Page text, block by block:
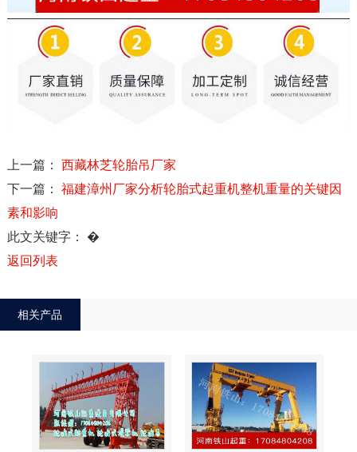
上一篇： 西藏林芝轮胎吊厂家
下一篇： 福建漳州厂家分析轮胎式起重机整机重量的关键因
素和影响
此文关键字： �
返回列表
相关产品